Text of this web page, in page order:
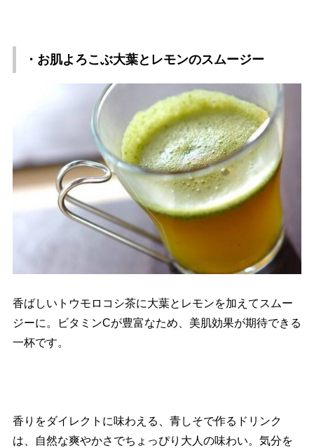
・お肌よろこぶ大葉とレモンのスムージー
香ばしいトウモロコシ茶に大葉とレモンを加えてスムー
ジーに。ビタミンCが豊富なため、美肌効果が期待できる
一杯です。
香りをダイレクトに味わえる、青しそで作るドリンク
は、自然な爽やかさでちょっぴり大人の味わい。気分を